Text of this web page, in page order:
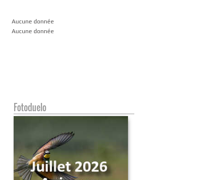
Aucune donnée
Aucune donnée
Fotoduelo